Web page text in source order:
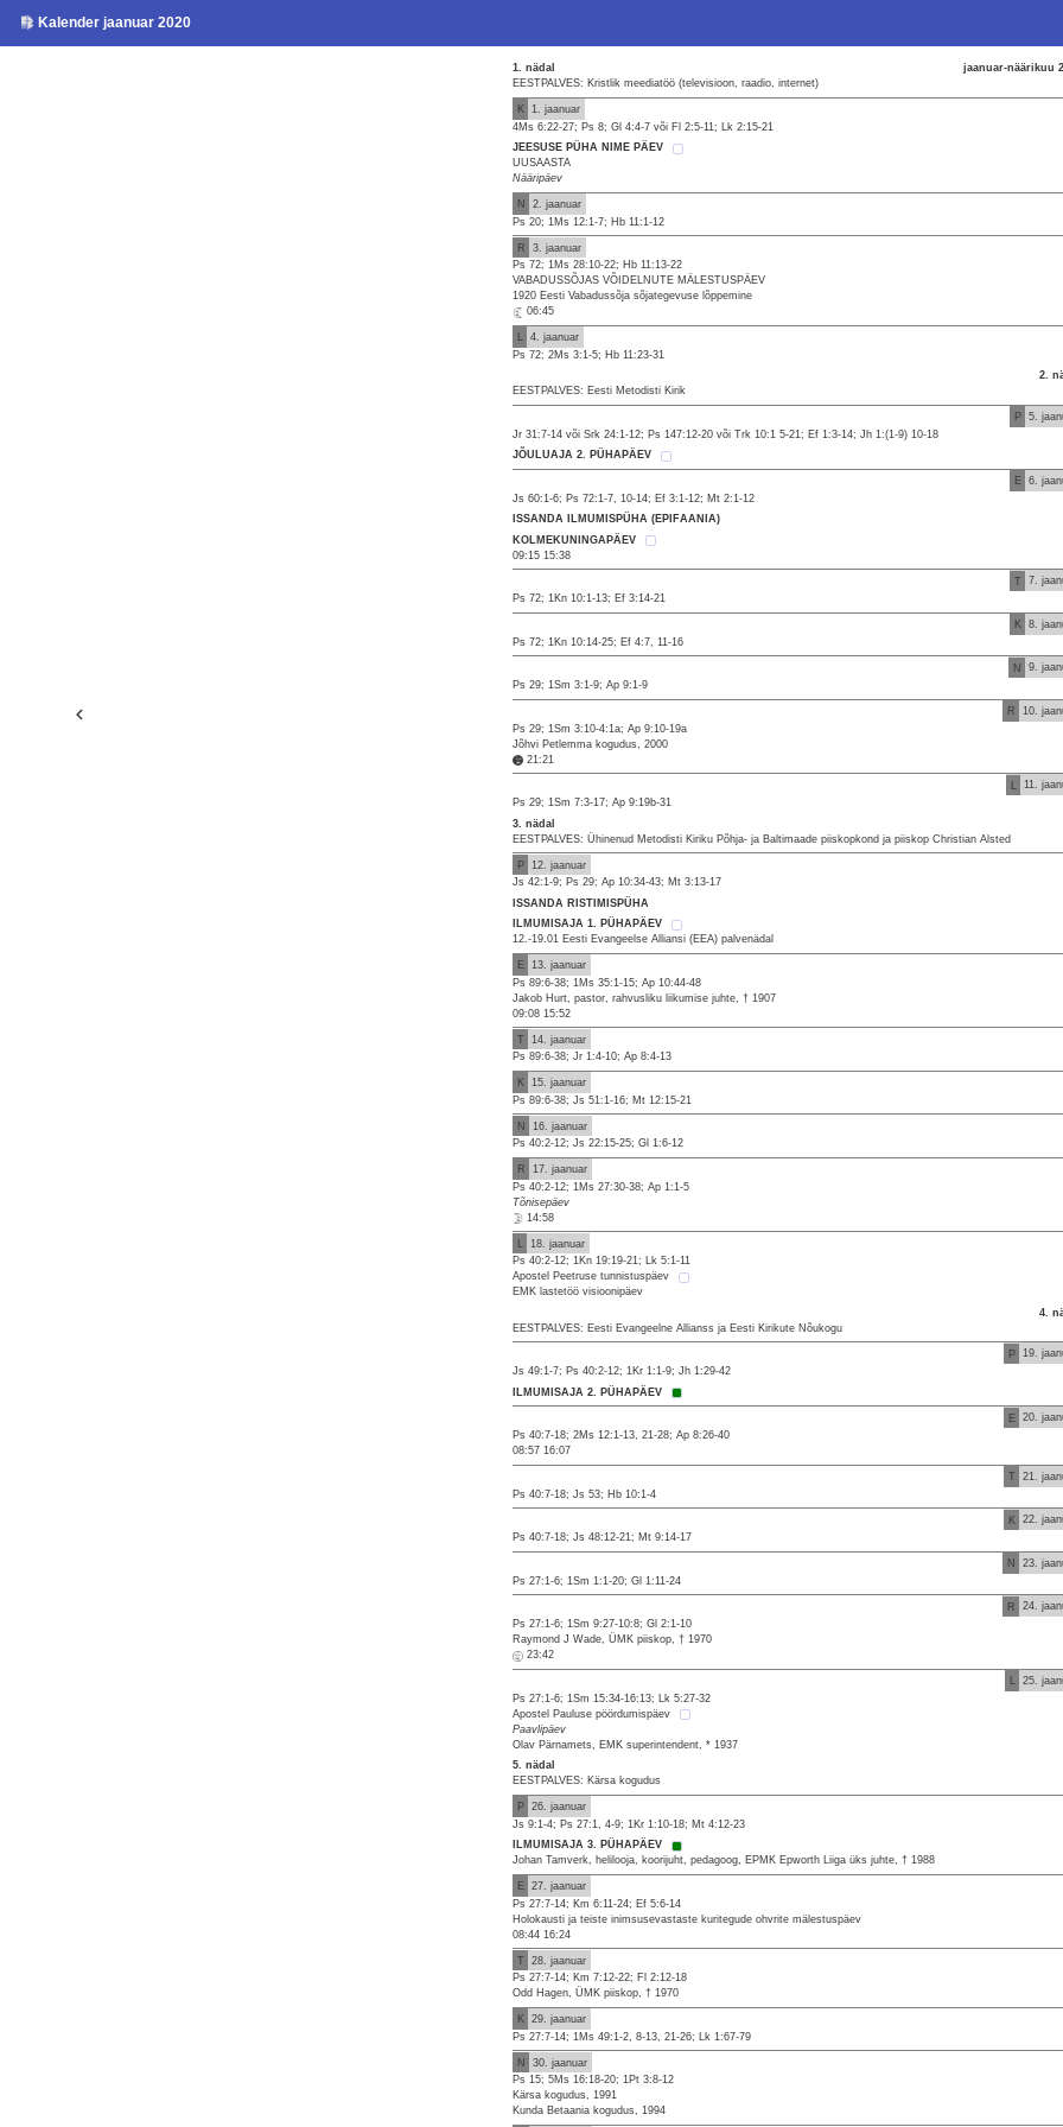
Kalender jaanuar 2020
1. nädal
jaanuar-näärikuu
EESTPALVES: Kristlik meediatöö (televisioon, raadio, internet)
K
1. jaanuar
4Ms 6:22-27; Ps 8; Gl 4:4-7 või Fl 2:5-11; Lk 2:15-21
JEESUSE PÜHA NIME PÄEV
UUSAASTA
Nääripäev
N
2. jaanuar
Ps 20; 1Ms 12:1-7; Hb 11:1-12
R
3. jaanuar
Ps 72; 1Ms 28:10-22; Hb 11:13-22
VABADUSSÕJAS VÕIDELNUTE MÄLESTUSPÄEV
1920 Eesti Vabadussõja sõjategevuse lõppemine
06:45
4. jaanuar
Ps 72; 2Ms 3:1-5; Hb 11:23-31
2.
EESTPALVES: Eesti Metodisti Kirik
P
5.
Jr 31:7-14 või Srk 24:1-12; Ps 147:12-20 või Trk 10:1 5-21; Ef 1:3-14; Jh 1:(1-9) 10-18
JÕULUAJA 2. PÜHAPÄEV
E
6.
Js 60:1-6; Ps 72:1-7, 10-14; Ef 3:1-12; Mt 2:1-12
ISSANDA ILMUMISPÜHA (EPIFAANIA)
KOLMEKUNINGAPÄEV
09:15 15:38
T
7.
Ps 72; 1Kn 10:1-13; Ef 3:14-21
K
8.
Ps 72; 1Kn 10:14-25; Ef 4:7, 11-16
N
9.
Ps 29; 1Sm 3:1-9; Ap 9:1-9
R
10.
Ps 29; 1Sm 3:10-4:1a; Ap 9:10-19a
Jõhvi Petlemma kogudus, 2000
21:21
L
11.
Ps 29; 1Sm 7:3-17; Ap 9:19b-31
3. nädal
EESTPALVES: Ühinenud Metodisti Kiriku Põhja- ja Baltimaade piiskopkond ja piiskop Christian Alsted
P
12. jaanuar
Js 42:1-9; Ps 29; Ap 10:34-43; Mt 3:13-17
ISSANDA RISTIMISPÜHA
ILMUMISAJA 1. PÜHAPÄEV
12.-19.01 Eesti Evangeelse Alliansi (EEA) palvenädal
E
13. jaanuar
Ps 89:6-38; 1Ms 35:1-15; Ap 10:44-48
Jakob Hurt, pastor, rahvusliku liikumise juhte, † 1907
09:08 15:52
T
14. jaanuar
Ps 89:6-38; Jr 1:4-10; Ap 8:4-13
K
15. jaanuar
Ps 89:6-38; Js 51:1-16; Mt 12:15-21
N
16. jaanuar
Ps 40:2-12; Js 22:15-25; Gl 1:6-12
R
17. jaanuar
Ps 40:2-12; 1Ms 27:30-38; Ap 1:1-5
Tõnisepäev
14:58
L
18. jaanuar
Ps 40:2-12; 1Kn 19:19-21; Lk 5:1-11
Apostel Peetruse tunnistuspäev
EMK lastetöö visioonipäev
4.
EESTPALVES: Eesti Evangeelne Allianss ja Eesti Kirikute Nõukogu
P
19.
Js 49:1-7; Ps 40:2-12; 1Kr 1:1-9; Jh 1:29-42
ILMUMISAJA 2. PÜHAPÄEV
E
20.
Ps 40:7-18; 2Ms 12:1-13, 21-28; Ap 8:26-40
08:57 16:07
T
21.
Ps 40:7-18; Js 53; Hb 10:1-4
K
22.
Ps 40:7-18; Js 48:12-21; Mt 9:14-17
N
23.
Ps 27:1-6; 1Sm 1:1-20; Gl 1:11-24
R
24.
Ps 27:1-6; 1Sm 9:27-10:8; Gl 2:1-10
Raymond J Wade, ÜMK piiskop, † 1970
23:42
25.
Ps 27:1-6; 1Sm 15:34-16:13; Lk 5:27-32
Apostel Pauluse pöördumispäev
Paavlipäev
Olav Pärnamets, EMK superintendent, * 1937
5. nädal
EESTPALVES: Kärsa kogudus
P
26. jaanuar
Js 9:1-4; Ps 27:1, 4-9; 1Kr 1:10-18; Mt 4:12-23
ILMUMISAJA 3. PÜHAPÄEV
Johan Tamverk, helilooja, koorijuht, pedagoog, EPMK Epworth Liiga üks juhte, † 1988
E
27. jaanuar
Ps 27:7-14; Km 6:11-24; Ef 5:6-14
Holokausti ja teiste inimsusevastaste kuritegude ohvrite mälestuspäev
08:44 16:24
T
28. jaanuar
Ps 27:7-14; Km 7:12-22; Fl 2:12-18
Odd Hagen, ÜMK piiskop, † 1970
K
29. jaanuar
Ps 27:7-14; 1Ms 49:1-2, 8-13, 21-26; Lk 1:67-79
N
30. jaanuar
Ps 15; 5Ms 16:18-20; 1Pt 3:8-12
Kärsa kogudus, 1991
Kunda Betaania kogudus, 1994